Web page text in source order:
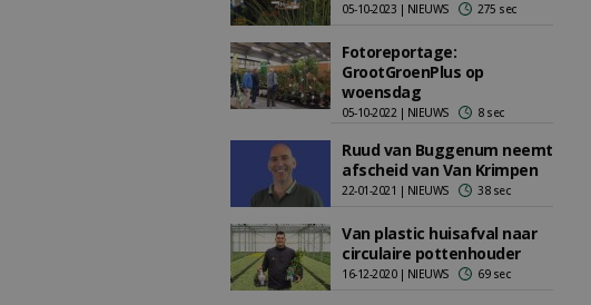
05-10-2023 | NIEUWS 275 sec
Fotoreportage:
GrootGroenPlus op
woensdag
05-10-2022 | NIEUWS 8 sec
Ruud van Buggenum neemt
afscheid van Van Krimpen
22-01-2021 | NIEUWS 38 sec
Van plastic huisafval naar
circulaire pottenhouder
16-12-2020 | NIEUWS 69 sec